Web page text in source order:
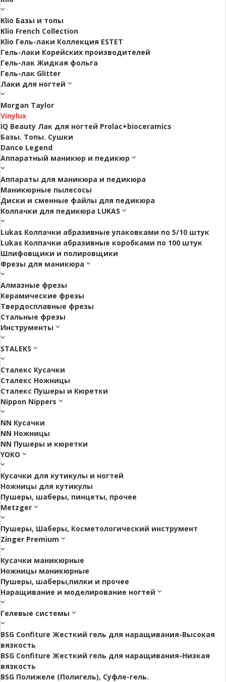
Klio Базы и топы
Klio French Collection
Klio Гель-лаки Коллекция ESTET
Гель-лаки Корейских производителей
Гель-лак Жидкая фольга
Гель-лак Glitter
Лаки для ногтей
Morgan Taylor
Vinylux
IQ Beauty Лак для ногтей Prolac+bioceramics
Базы. Топы. Сушки
Dance Legend
Аппаратный маникюр и педикюр
Аппараты для маникюра и педикюра
Маникюрные пылесосы
Диски и сменные файлы для педикюра
Колпачки для педикюра LUKAS
Lukas Колпачки абразивные упаковками по 5/10 штук
Lukas Колпачки абразивные коробками по 100 штук
Шлифовщики и полировщики
Фрезы для маникюра
Алмазные фрезы
Керамические фрезы
Твердосплавные фрезы
Стальные фрезы
Инструменты
STALEKS
Сталекс Кусачки
Сталекс Ножницы
Сталекс Пушеры и Кюретки
Nippon Nippers
NN Кусачки
NN Ножницы
NN Пушеры и кюретки
YOKO
Кусачки для кутикулы и ногтей
Ножницы для кутикулы
Пушеры, шаберы, пинцеты, прочее
Metzger
Пушеры, Шаберы, Косметологический инструмент
Zinger Premium
Кусачки маникюрные
Ножницы маникюрные
Пушеры, шаберы,пилки и прочее
Наращивание и моделирование ногтей
Гелевые системы
BSG Confiture Жесткий гель для наращивания-Высокая
вязкость
BSG Confiture Жесткий гель для наращивания-Низкая
вязкость
BSG Полижеле (Полигель), Суфле-гель.